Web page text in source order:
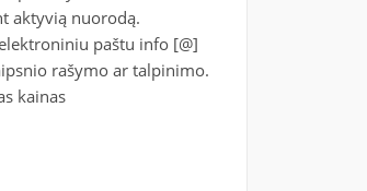
aktyvią nuorodą.
paštu info [@]
rašymo ar talpinimo.
kainas